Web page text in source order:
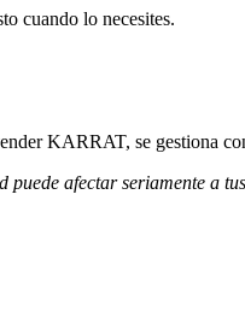
cuando lo necesites.
KARRAT, se gestiona
afectar seriamente a